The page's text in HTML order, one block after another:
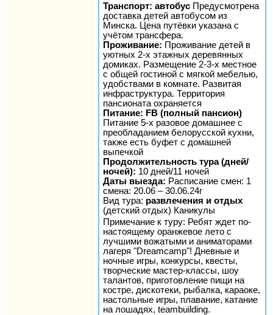
Транспорт: автобус Предусмотрена
доставка детей автобусом из
Минска. Цена путёвки указана с
учётом трансфера.
Проживание: Проживание детей в
уютных 2-х этажных деревянных
домиках. Размещение 2-3-х местное
с общей гостиной с мягкой мебелью,
удобствами в комнате. Развитая
инфраструктура. Территория
пансионата охраняется
Питание: FB (полный пансион)
Питание 5-х разовое домашнее с
преобладанием белорусской кухни,
также есть буфет с домашней
выпечкой
Продолжительность тура (дней/
ночей): 10 дней/11 ночей
Даты выезда: Расписание смен: 1
смена: 20.06 – 30.06.24г
Вид тура: развлечения и отдых
(детский отдых) Каникулы
Примечание к туру: Ребят ждет по-
настоящему оранжевое лето с
лучшими вожатыми и аниматорами
лагеря "Dreamcamp"! Дневные и
ночные игры, конкурсы, квесты,
творческие мастер-классы, шоу
талантов, приготовление пищи на
костре, дискотеки, рыбалка, караоке,
настольные игры, плавание, катание
на лошадях, teambuilding.